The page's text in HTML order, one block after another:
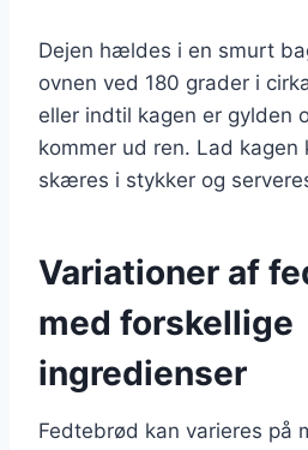
Dejen hældes i en smurt
ovnen ved 180 grader i
eller indtil kagen er gylden
kommer ud ren. Lad kagen
skæres i stykker og
Variationer af
med forskellige
ingredienser
Fedtebrød kan varieres på